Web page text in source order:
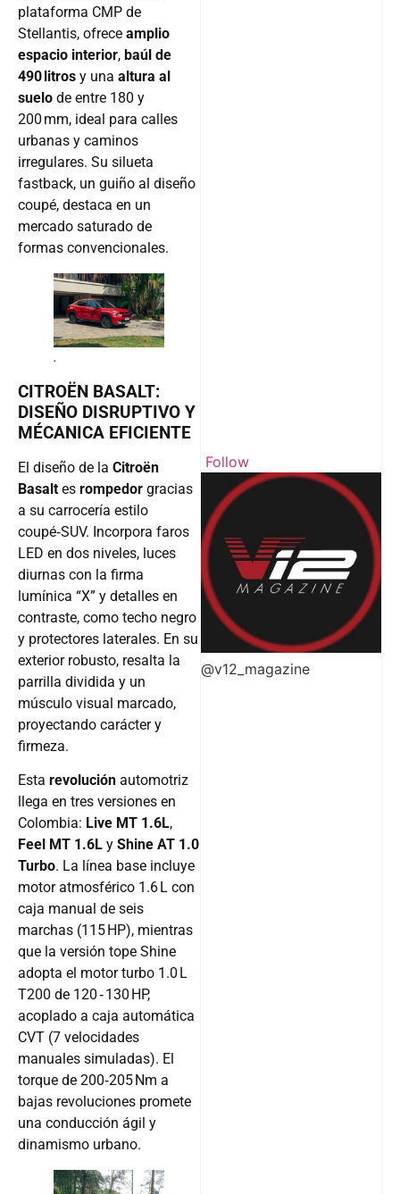
plataforma CMP de
Stellantis, ofrece amplio
espacio interior, baúl de
490 litros y una altura al
suelo de entre 180 y
200 mm, ideal para calles
urbanas y caminos
irregulares. Su silueta
fastback, un guiño al diseño
coupé, destaca en un
mercado saturado de
formas convencionales.
.
CITROËN BASALT:
DISEÑO DISRUPTIVO Y
MÉCANICA EFICIENTE
El diseño de la Citroën
Basalt es rompedor gracias
a su carrocería estilo
coupé‑SUV. Incorpora faros
LED en dos niveles, luces
diurnas con la firma
lumínica “X” y detalles en
contraste, como techo negro
y protectores laterales. En su
exterior robusto, resalta la
parrilla dividida y un
músculo visual marcado,
proyectando carácter y
firmeza.
Esta revolución automotriz
llega en tres versiones en
Colombia: Live MT 1.6L,
Feel MT 1.6L y Shine AT 1.0
Turbo. La línea base incluye
motor atmosférico 1.6 L con
caja manual de seis
marchas (115 HP), mientras
que la versión tope Shine
adopta el motor turbo 1.0 L
T200 de 120 ‑ 130 HP,
acoplado a caja automática
CVT (7 velocidades
manuales simuladas). El
torque de 200‑205 Nm a
bajas revoluciones promete
una conducción ágil y
dinamismo urbano.
Follow
@v12_magazine